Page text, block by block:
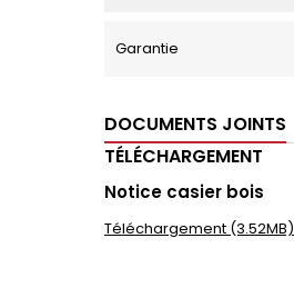
Garantie
DOCUMENTS JOINTS
TÉLÉCHARGEMENT
Notice casier bois
Téléchargement (3.52MB)